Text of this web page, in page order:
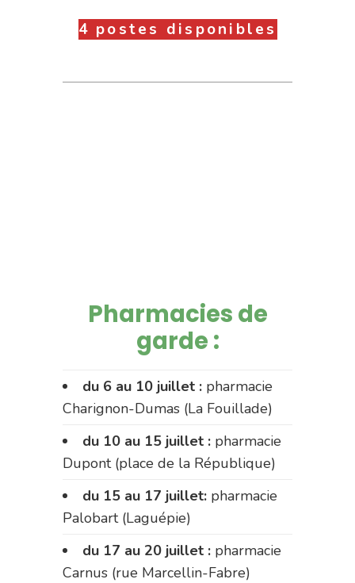
4 postes disponibles
Pharmacies de
garde :
du 6 au 10 juillet : pharmacie
Charignon-Dumas (La Fouillade)
du 10 au 15 juillet : pharmacie
Dupont (place de la République)
du 15 au 17 juillet: pharmacie
Palobart (Laguépie)
du 17 au 20 juillet : pharmacie
Carnus (rue Marcellin-Fabre)